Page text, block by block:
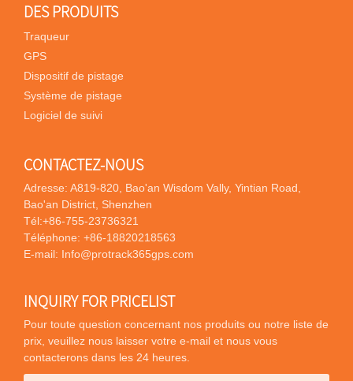
DES PRODUITS
Traqueur
GPS
Dispositif de pistage
Système de pistage
Logiciel de suivi
CONTACTEZ-NOUS
Adresse: A819-820, Bao'an Wisdom Vally, Yintian Road,
Bao'an District, Shenzhen
Tél:+86-755-23736321
Téléphone: +86-18820218563
E-mail: Info@protrack365gps.com
INQUIRY FOR PRICELIST
Pour toute question concernant nos produits ou notre liste de
prix, veuillez nous laisser votre e-mail et nous vous
contacterons dans les 24 heures.